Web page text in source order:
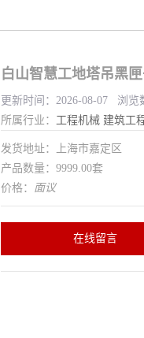
白山智慧工地塔吊黑
更新时间：2026-08-07 浏览
所属行业： 工程机械 建筑工
发货地址：上海市嘉定区
产品数量：9999.00套
价格： 面议
在线留言